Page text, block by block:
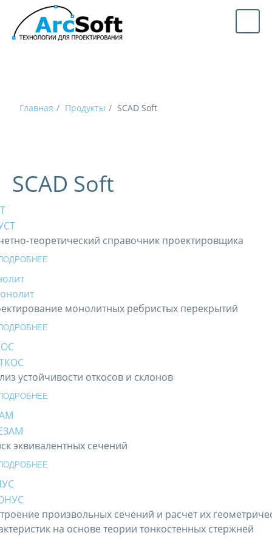
Главная Продукты SCAD Soft
SCAD Soft
теоретический справочник проектировщика
монолитных ребристых перекрытий
устойчивости откосов и склонов
эквивалентных сечений
произвольных сечений и расчет их
на основе теории тонкостенных стержней